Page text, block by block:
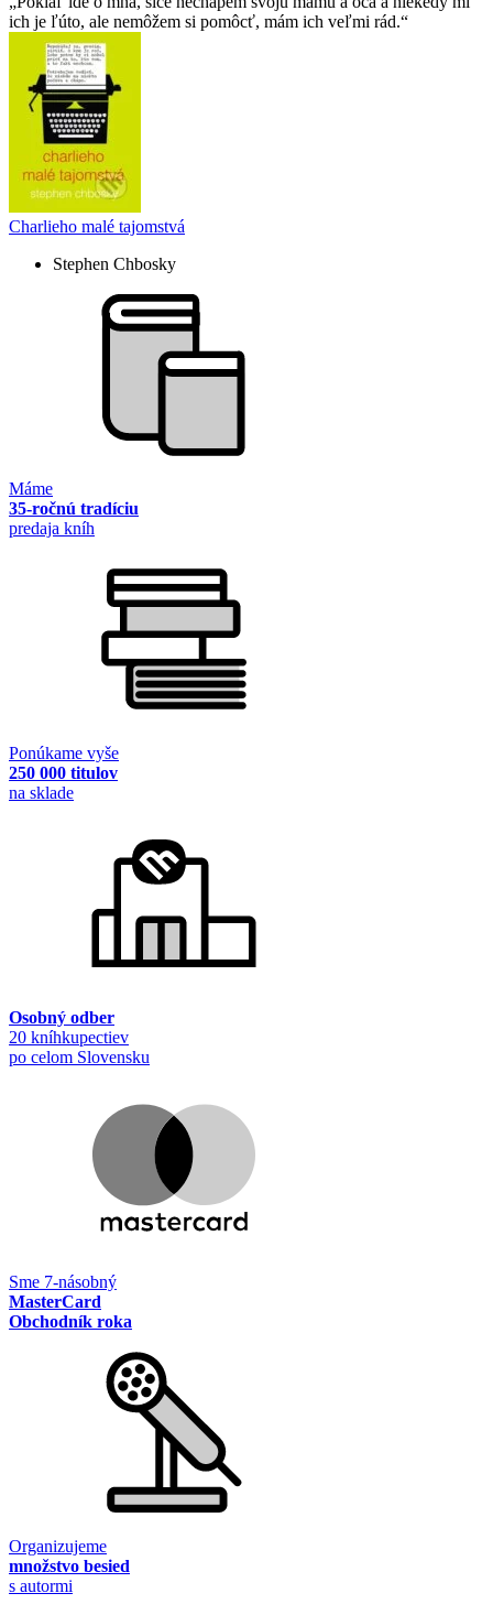
ich je ľúto, ale nemôžem si pomôcť, mám ich veľmi rád.
Charlieho malé tajomstvá
Stephen Chbosky
Máme
35-ročnú tradíciu
predaja kníh
Ponúkame vyše
250 000 titulov
na sklade
Osobný odber
20 kníhkupectiev
po celom Slovensku
Sme 7-násobný
MasterCard
Obchodník roka
Organizujeme
množstvo besied
s autormi